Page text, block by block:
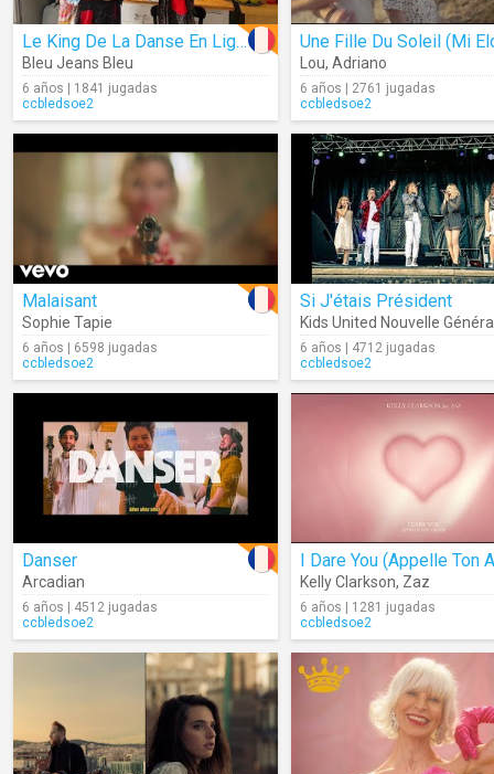
Le King De La Danse En Ligne
Bleu Jeans Bleu
6 años | 1841 jugadas
ccbledsoe2
Lou, Adriano
6 años | 2761 jugadas
ccbledsoe2
Malaisant
Sophie Tapie
6 años | 6598 jugadas
ccbledsoe2
Si J'étais Président
Kids United Nouvelle
6 años | 4712 jugadas
ccbledsoe2
Danser
Arcadian
6 años | 4512 jugadas
ccbledsoe2
Kelly Clarkson, Zaz
6 años | 1281 jugadas
ccbledsoe2